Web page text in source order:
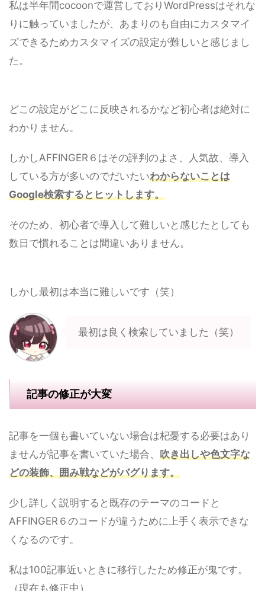
私は半年間cocoonで運営しておりWordPressはそれな
りに触っていましたが、あまりのも自由にカスタマイ
ズできるためカスタマイズの設定が難しいと感じまし
た。
どこの設定がどこに反映されるかなど初心者は絶対に
わかりません。
しかしAFFINGER６はその評判のよさ、人気故、導入
している方が多いのでだいたいわからないことは
Google検索するとヒットします。
そのため、初心者で導入して難しいと感じたとしても
数日で慣れることは間違いありません。
しかし最初は本当に難しいです（笑）
最初は良く検索していました（笑）
記事の修正が大変
記事を一個も書いていない場合は杞憂する必要はあり
ませんが記事を書いていた場合、 吹き出しや色文字な
どの装飾、囲み戦などがバグります。
少し詳しく説明すると既存のテーマのコードと
AFFINGER６のコードが違うために上手く表示できな
くなるのです。
私は100記事近いときに移行したため修正が鬼です。
（現在も修正中）